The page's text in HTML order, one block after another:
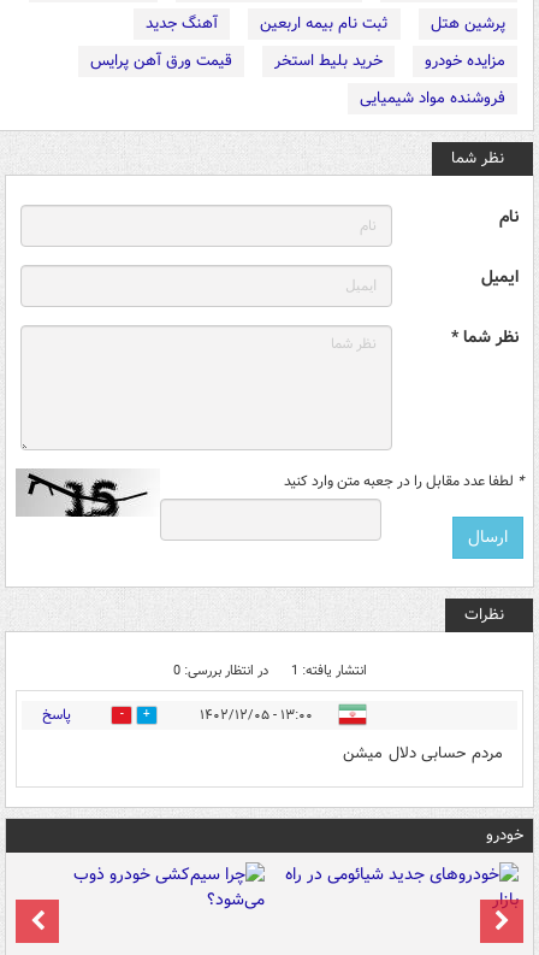
پرشین هتل
ثبت نام بیمه اربعین
آهنگ جدید
مزایده خودرو
خرید بلیط استخر
قیمت ورق آهن پرایس
فروشنده مواد شیمیایی
نظر شما
نام
ایمیل
نظر شما *
* لطفا عدد مقابل را در جعبه متن وارد کنید
نظرات
انتشار یافته: 1 در انتظار بررسی: 0
۱۳:۰۰ - ۱۴۰۲/۱۲/۰۵ 0 پاسخ
مردم حسابی دلال میشن
خودرو